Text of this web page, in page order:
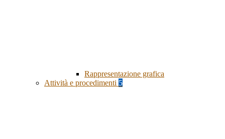
Rappresentazione grafica
Attività e procedimenti 5